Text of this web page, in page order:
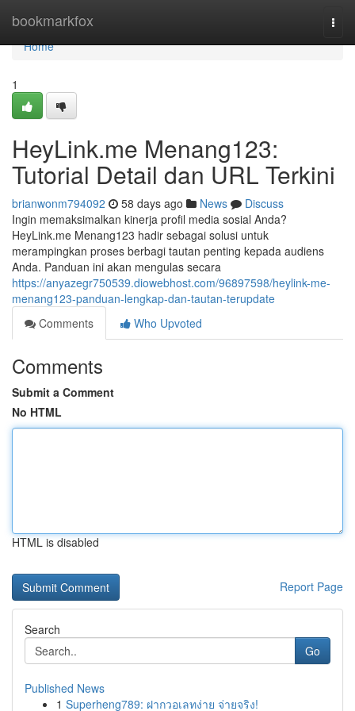
bookmarkfox
Home
Home
1
HeyLink.me Menang123:
Tutorial Detail dan URL Terkini
brianwonm794092 58 days ago News
Discuss
Ingin memaksimalkan kinerja profil media sosial Anda?
HeyLink.me Menang123 hadir sebagai solusi untuk
merampingkan proses berbagi tautan penting kepada audiens
Anda. Panduan ini akan mengulas secara
https://anyazegr750539.diowebhost.com/96897598/heylink-me-
menang123-panduan-lengkap-dan-tautan-terupdate
Comments
Who Upvoted
Comments
Submit a Comment
No HTML
HTML is disabled
Report Page
Search
Go
Published News
1 Superheng789: ฝากวอเลทง่าย จ่ายจริง!